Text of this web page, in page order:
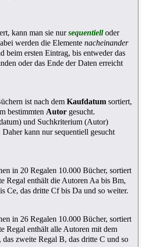
kann man sie nursequentielloder
werden die Elemente nacheinander
beim ersten Eintrag, bis entweder das
oder das Ende der Daten erreicht
ist nach dem Kaufdatum sortiert,
bestimmten Autor gesucht.
und Suchkriterium (Autor)
kann nur sequentiell gesucht
in 20 Regalen 10.000 Bücher, sortiert
Regal enthält die Autoren Aa bis Bm,
Ce, das dritte Cf bis Da und so weiter.
in 26 Regalen 10.000 Bücher, sortiert
Regal enthält alle Autoren mit dem
zweite Regal B, das dritte C und so